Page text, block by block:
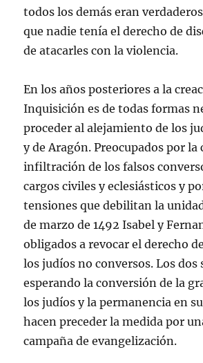
todos los demás eran
que nadie tenía el derecho de
de atacarles con la violencia.
En los años posteriores a la
Inquisición es de todas formas
proceder al alejamiento de los
y de Aragón. Preocupados por la
infiltración de los falsos
cargos civiles y eclesiásticos y
tensiones que debilitan la
de marzo de 1492 Isabel y
obligados a revocar el derecho
los judíos no conversos. Los dos
esperando la conversión de la
los judíos y la permanencia en
hacen preceder la medida por
campaña de evangelización.